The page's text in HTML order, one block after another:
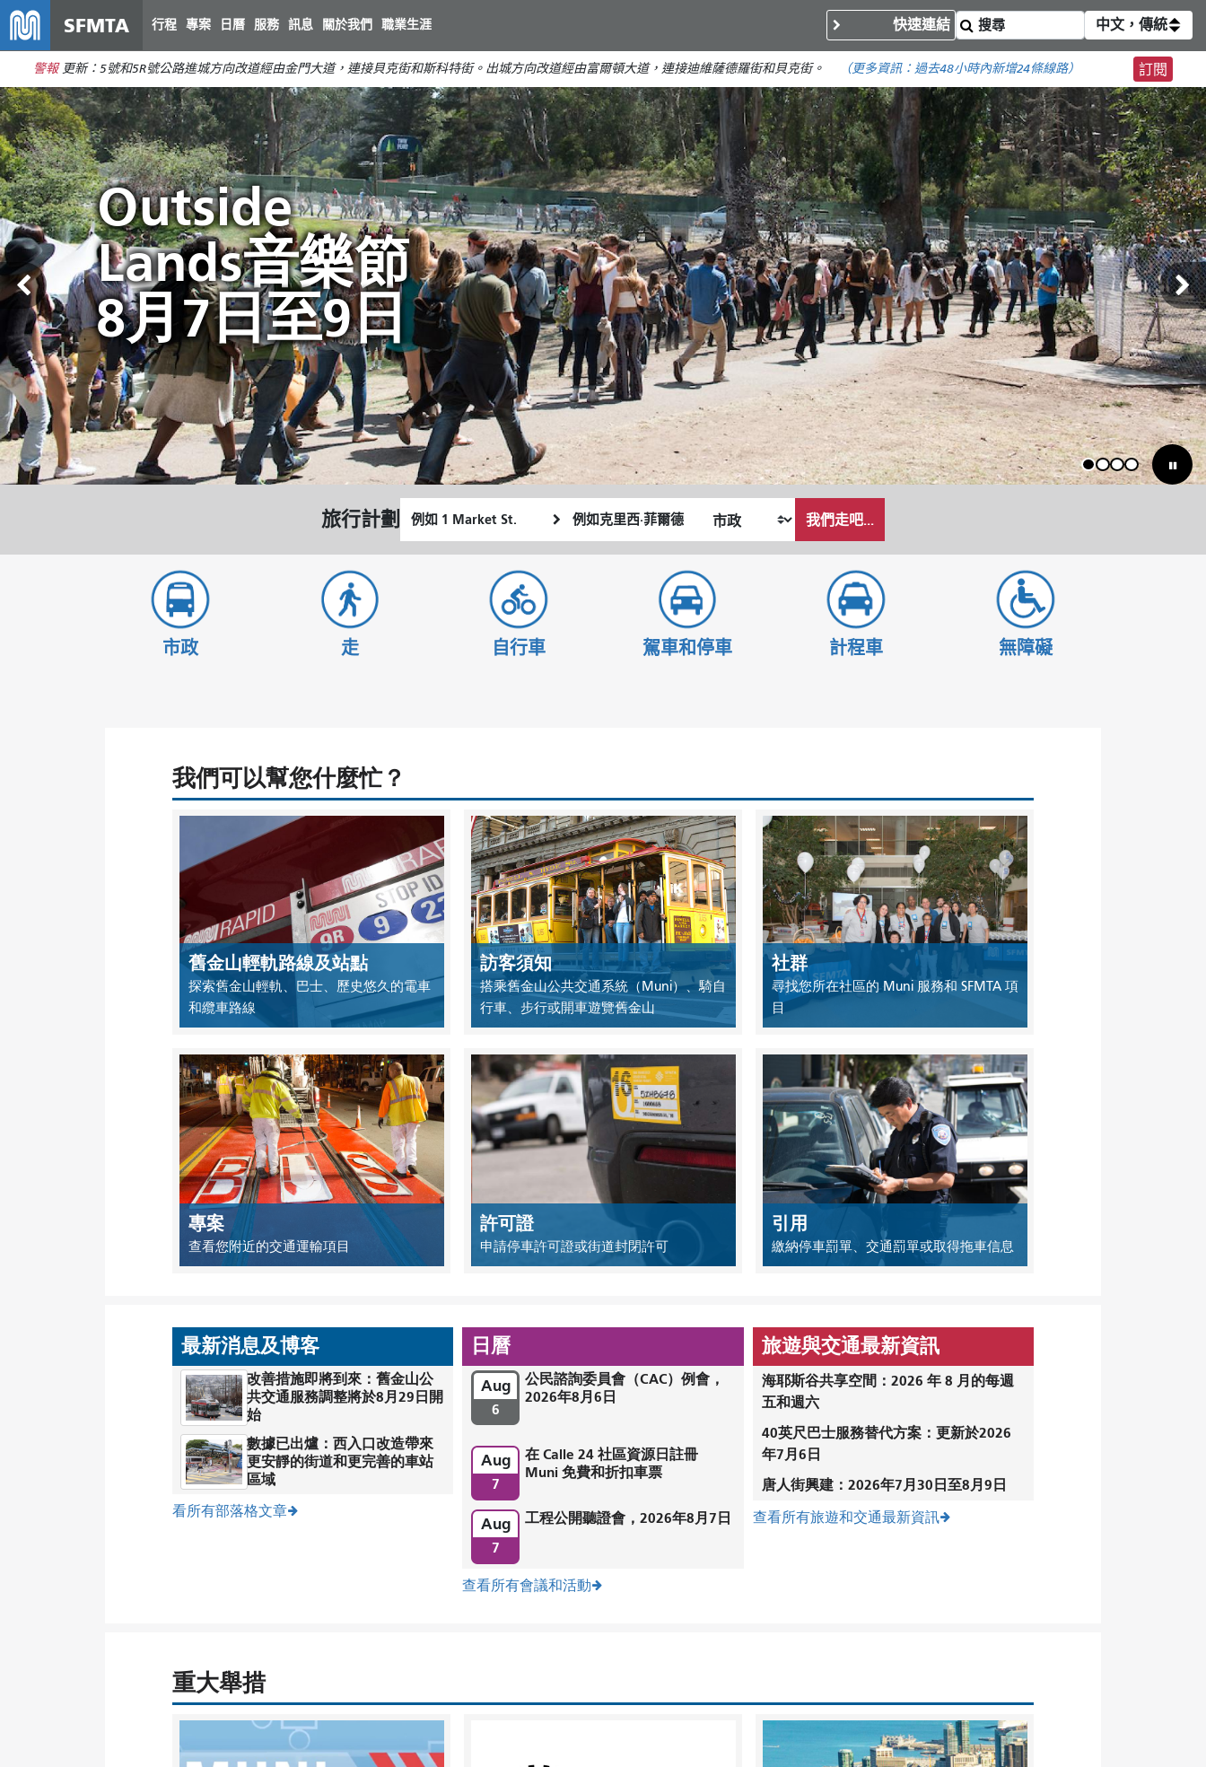
主
要
內
容
SFMTA 行程 專案 日曆 服務 訊息 關於我們 職業生涯 快速連結 中文，傳統
警報 更新：5號和5R號公路進城方向改道經由金門大道，連接貝克街和斯科特街。出城方向改道經由富爾頓大道，連接迪維薩德羅街和貝克街。 （更多資訊： 過去48小時內新增24條線路） 訂閱
Outside
Lands音樂節
8月7日至9日
舊金山公共
交通服務調
整將於8月29
日開始
讓 Muni 帶您
暢遊夏日
彌合預算缺
口，拯救市
政交通
1 2 3 4
旅行計劃
起
始
位
終
點
位
我
希
行
方
我們走吧...
市政 走 自行車 駕車和停車 計程車 無障礙
我們可以幫您什麼忙？
舊金山輕軌路線及站點
探索舊金山輕軌、巴士、歷史悠久的電車
和纜車路線
訪客須知
搭乘舊金山公共交通系統（Muni）、騎自
行車、步行或開車遊覽舊金山
社群
尋找您所在社區的 Muni 服務和 SFMTA 項
目
專案
查看您附近的交通運輸項目
許可證
申請停車許可證或街道封閉許可
引用
繳納停車罰單、交通罰單或取得拖車信息
最新消息及博客
改善措施即將到來：舊金山公
共交通服務調整將於8月29日開
始
數據已出爐：西入口改造帶來
更安靜的街道和更完善的車站
區域
看所有部落格文章
日曆
Aug
6
公民諮詢委員會（CAC）例會，
2026年8月6日
Aug
7
在 Calle 24 社區資源日註冊
Muni 免費和折扣車票
Aug
7
工程公開聽證會，2026年8月7日
查看所有會議和活動
旅遊與交通最新資訊
海耶斯谷共享空間：2026 年 8 月的每週
五和週六
40英尺巴士服務替代方案：更新於2026
年7月6日
唐人街興建：2026年7月30日至8月9日
查看所有旅遊和交通最新資訊
重大舉措